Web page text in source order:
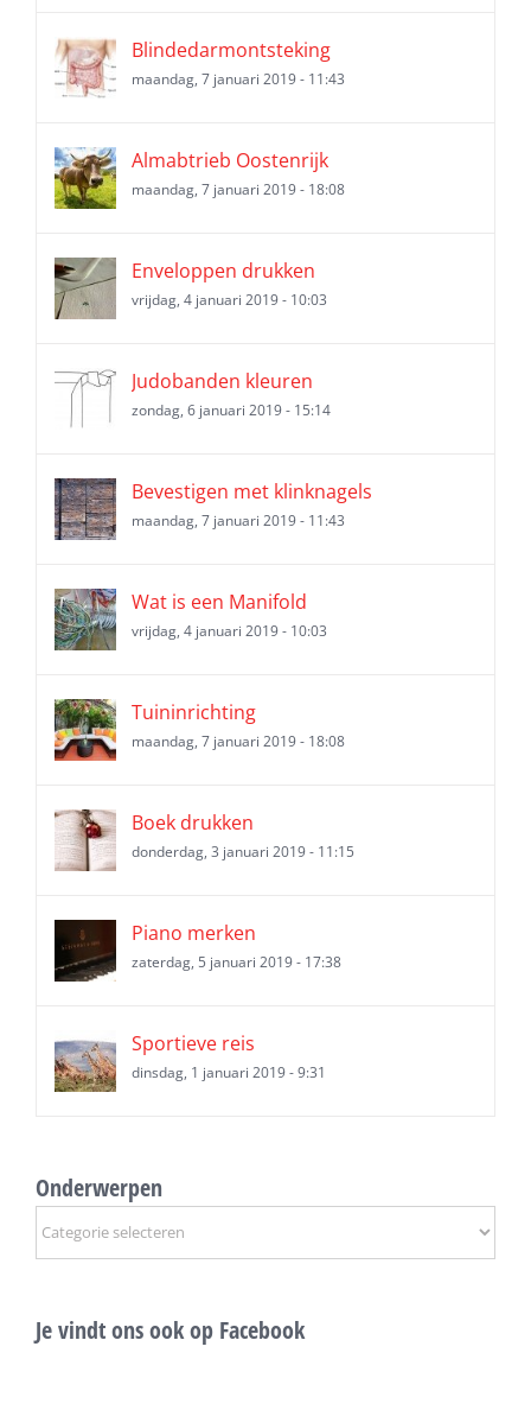
Blindedarmontsteking
maandag, 7 januari 2019 - 11:43
Almabtrieb Oostenrijk
maandag, 7 januari 2019 - 18:08
Enveloppen drukken
vrijdag, 4 januari 2019 - 10:03
Judobanden kleuren
zondag, 6 januari 2019 - 15:14
Bevestigen met klinknagels
maandag, 7 januari 2019 - 11:43
Wat is een Manifold
vrijdag, 4 januari 2019 - 10:03
Tuininrichting
maandag, 7 januari 2019 - 18:08
Boek drukken
donderdag, 3 januari 2019 - 11:15
Piano merken
zaterdag, 5 januari 2019 - 17:38
Sportieve reis
dinsdag, 1 januari 2019 - 9:31
Onderwerpen
Onderwerpen
Je vindt ons ook op Facebook